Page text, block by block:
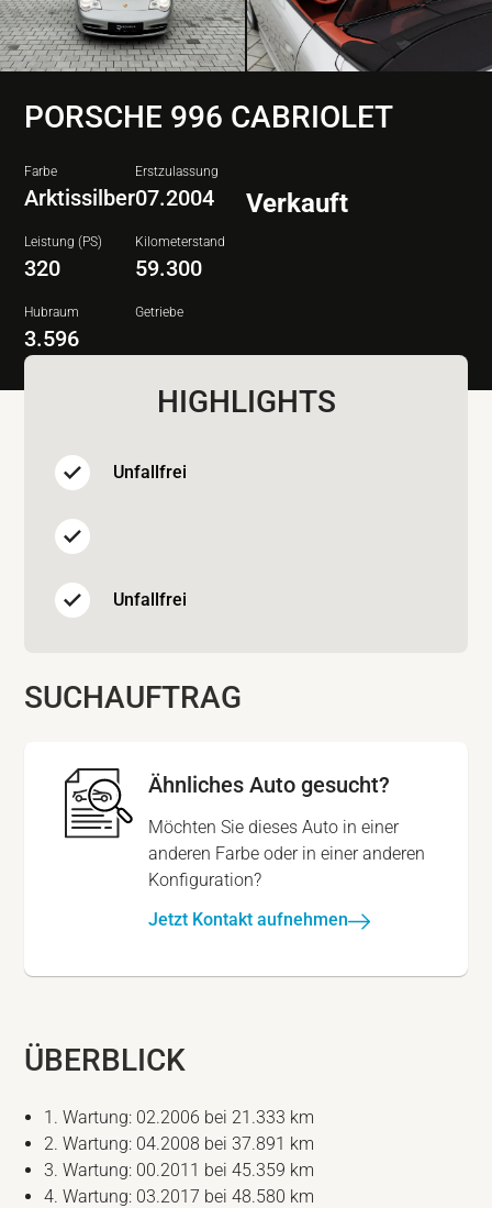
PORSCHE 996 CABRIOLET
Farbe
Arktissilber
Leistung (PS)
320
Hubraum
3.596
Erstzulassung
07.2004
Kilometerstand
59.300
Getriebe
Verkauft
HIGHLIGHTS
Unfallfrei
Unfallfrei
SUCHAUFTRAG
Ähnliches Auto gesucht?
Möchten Sie dieses Auto in einer
anderen Farbe oder in einer anderen
Konfiguration?
Jetzt Kontakt aufnehmen
ÜBERBLICK
1. Wartung: 02.2006 bei 21.333 km
2. Wartung: 04.2008 bei 37.891 km
3. Wartung: 00.2011 bei 45.359 km
4. Wartung: 03.2017 bei 48.580 km